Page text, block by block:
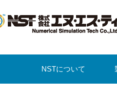
NSTについて